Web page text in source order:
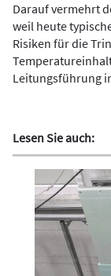
Darauf vermehrt
weil heute
Risiken für die
Leitungsführung
Lesen Sie auch: